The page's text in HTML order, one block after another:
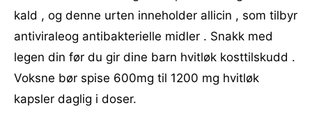
kald , og denne urten inneholder allicin , som tilbyr
antiviraleog antibakterielle midler . Snakk med
legen din før du gir dine barn hvitløk kosttilskudd .
Voksne bør spise 600mg til 1200 mg hvitløk
kapsler daglig i doser.